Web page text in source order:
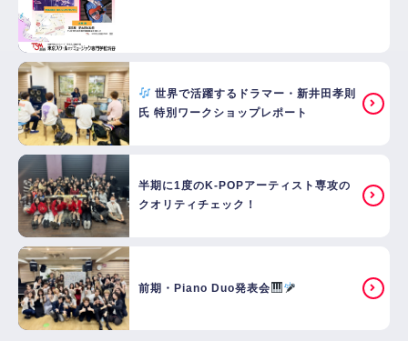
世界で活躍するドラマー・新井田孝則
氏 特別ワークショップレポート
半期に1度のK-POPアーティスト専攻の
クオリティチェック！
前期・Piano Duo発表会